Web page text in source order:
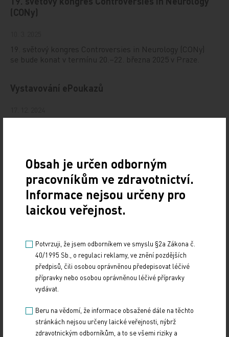
(CONy)
19. světový kongres Controversies in Neurology (CONy)
se bude konat v termínu 20.–22. března 2025 v Praze.
Vystavování ePoukazů
NUDZ nabízí kurs pro rodiče dětí s úzkostí
13. 12. 2024
Národní ústav duševního zdraví (NUDZ) připravil kurs
pro rodiče dětí s úzkostmi. Účast nabízí zdarma ve 14
Vláda schválila Národní kardiovaskulární plán
12. 12. 2024
Vláda na svém zasedání ve středu 11. prosince schválila
důležitý dokument, Národní kardiovaskulární plán. Ten
definuje potřebné změny v oblasti…
Obsah je určen odborným
pracovníkům ve zdravotnictví.
Informace nejsou určeny pro
laickou veřejnost.
Potvrzuji, že jsem odborníkem ve smyslu §2a Zákona č.
40/1995 Sb., o regulaci reklamy, ve znění pozdějších
předpisů, čili osobou oprávněnou předepisovat léčivé
přípravky nebo osobou oprávněnou léčivé přípravky
vydávat.
Beru na vědomí, že informace obsažené dále na těchto
stránkách nejsou určeny laické veřejnosti, nýbrž
zdravotnickým odborníkům, a to se všemi riziky a